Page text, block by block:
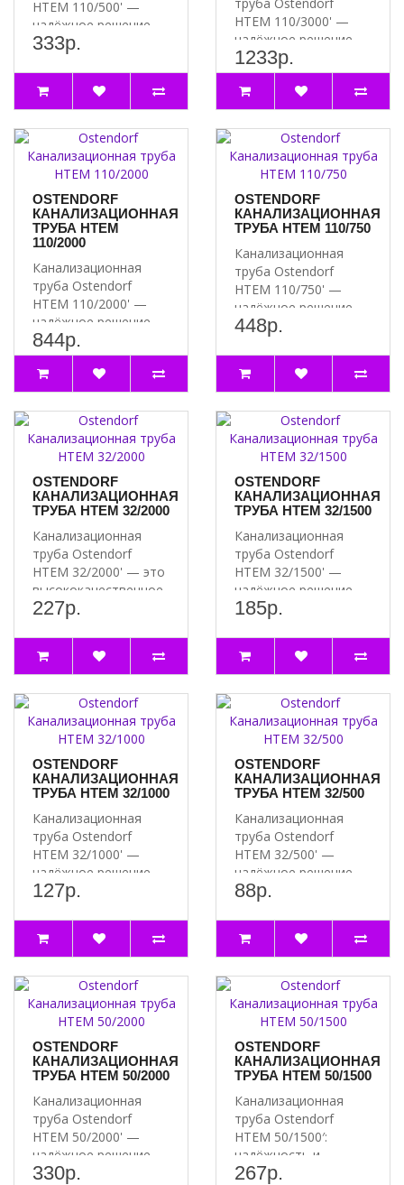
HTEM 110/500' —
надёжное решение
для вашей
333р.
HTEM 110/3000' —
надёжное решение
для вашей
канализации ..
1233р.
OSTENDORF
КАНАЛИЗАЦИОННАЯ
ТРУБА HTEM
110/2000
Канализационная
труба Ostendorf
HTEM 110/2000' —
надёжное решение
для вашей
канализации ..
844р.
OSTENDORF
КАНАЛИЗАЦИОННАЯ
ТРУБА HTEM 110/750
Канализационная
труба Ostendorf
HTEM 110/750' —
надёжное решение
для вашей
448р.
OSTENDORF
КАНАЛИЗАЦИОННАЯ
ТРУБА HTEM 32/2000
Канализационная
труба Ostendorf
HTEM 32/2000' — это
высококачественное
решение для систем ..
227р.
OSTENDORF
КАНАЛИЗАЦИОННАЯ
ТРУБА HTEM 32/1500
Канализационная
труба Ostendorf
HTEM 32/1500' —
надёжное решение
для вашей
185р.
OSTENDORF
КАНАЛИЗАЦИОННАЯ
ТРУБА HTEM 32/1000
Канализационная
труба Ostendorf
HTEM 32/1000' —
надёжное решение
для вашей
127р.
OSTENDORF
КАНАЛИЗАЦИОННАЯ
ТРУБА HTEM 32/500
Канализационная
труба Ostendorf
HTEM 32/500' —
надёжное решение
для вашей
88р.
OSTENDORF
КАНАЛИЗАЦИОННАЯ
ТРУБА HTEM 50/2000
Канализационная
труба Ostendorf
HTEM 50/2000' —
надёжное решение
для вашей
330р.
OSTENDORF
КАНАЛИЗАЦИОННАЯ
ТРУБА HTEM 50/1500
Канализационная
труба Ostendorf
HTEM 50/1500′:
надёжность и
долговечность для
267р.